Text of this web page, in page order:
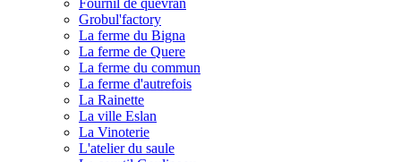
Fournil de quevran
Grobul'factory
La ferme du Bigna
La ferme de Quere
La ferme du commun
La ferme d'autrefois
La Rainette
La ville Eslan
La Vinoterie
L'atelier du saule